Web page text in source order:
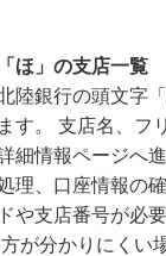
ほ」の支店一覧
陸銀行の頭文字
す。 支店名、フ
細情報ページへ
理、口座情報の
や支店番号が必
が分かりにくい